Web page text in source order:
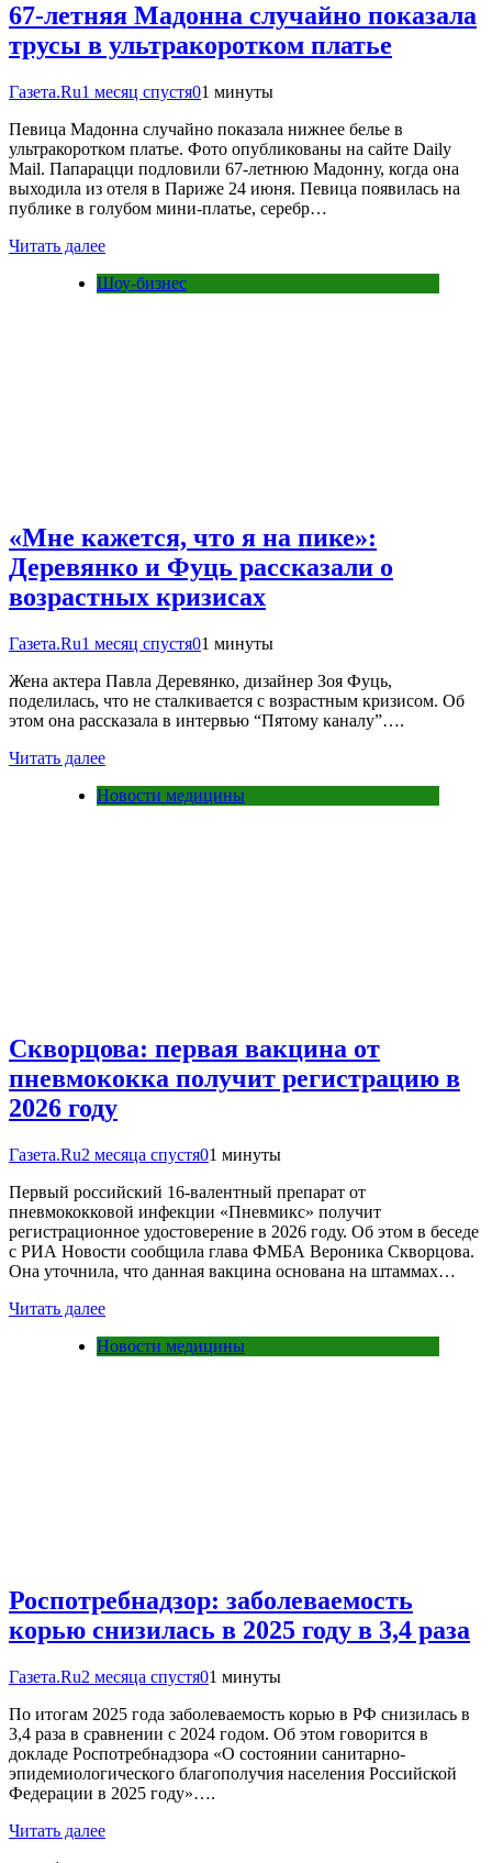
67-летняя Мадонна случайно показала
трусы в ультракоротком платье
Газета.Ru1 месяц спустя01 минуты
Певица Мадонна случайно показала нижнее белье в
ультракоротком платье. Фото опубликованы на сайте Daily
Mail. Папарацци подловили 67-летнюю Мадонну, когда она
выходила из отеля в Париже 24 июня. Певица появилась на
публике в голубом мини-платье, серебр…
Читать далее
Шоу-бизнес
«Мне кажется, что я на пике»:
Деревянко и Фуць рассказали о
возрастных кризисах
Газета.Ru1 месяц спустя01 минуты
Жена актера Павла Деревянко, дизайнер Зоя Фуць,
поделилась, что не сталкивается с возрастным кризисом. Об
этом она рассказала в интервью “Пятому каналу”….
Читать далее
Новости медицины
Скворцова: первая вакцина от
пневмококка получит регистрацию в
2026 году
Газета.Ru2 месяца спустя01 минуты
Первый российский 16-валентный препарат от
пневмококковой инфекции «Пневмикс» получит
регистрационное удостоверение в 2026 году. Об этом в беседе
с РИА Новости сообщила глава ФМБА Вероника Скворцова.
Она уточнила, что данная вакцина основана на штаммах…
Читать далее
Новости медицины
Роспотребнадзор: заболеваемость
корью снизилась в 2025 году в 3,4 раза
Газета.Ru2 месяца спустя01 минуты
По итогам 2025 года заболеваемость корью в РФ снизилась в
3,4 раза в сравнении с 2024 годом. Об этом говорится в
докладе Роспотребнадзора «О состоянии санитарно-
эпидемиологического благополучия населения Российской
Федерации в 2025 году»….
Читать далее